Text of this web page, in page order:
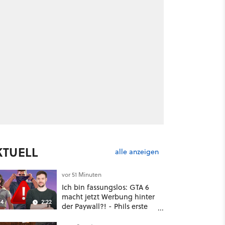
alle anzeigen
2:22
vor 51 Minuten
Ich bin fassungslos: GTA 6
macht jetzt Werbung hinter
der Paywall?! - Phils erste